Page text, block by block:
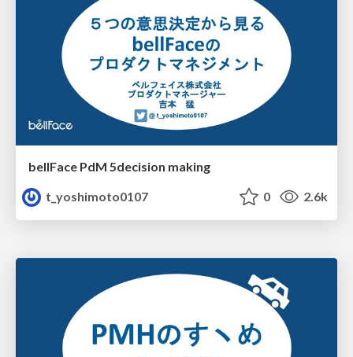
bellFace PdM 5decision making
t_yoshimoto0107
0 2.6k